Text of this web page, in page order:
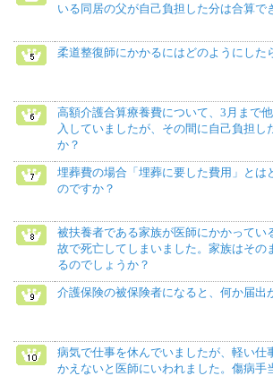
いる同居の父が自己負担した分は合算で
柔道整復師にかかるにはどのようにした
高額介護合算療養費について、3月まで
入していましたが、その間に自己負担し
か？
埋葬費の場合「埋葬に要した費用」とは
のですか？
被扶養者である家族が医師にかかってい
故で死亡してしまいました。家族はその
るのでしょうか？
介護保険の被保険者になると、何か届出
病気で仕事を休んでいましたが、軽い仕
かえないと医師にいわれました。傷病手